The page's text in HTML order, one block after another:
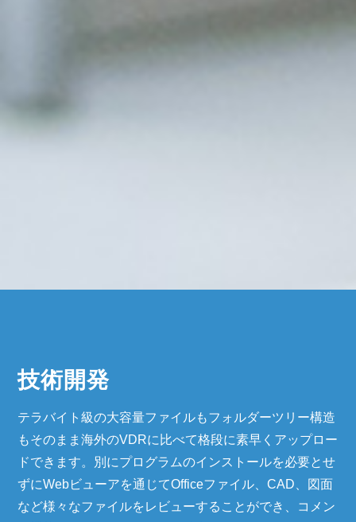
技術開発
テラバイト級の大容量ファイルもフォルダーツリー構造
もそのまま海外のVDRに比べて格段に素早くアップロー
ドできます。別にプログラムのインストールを必要とせ
ずにWebビューアを通じてOfficeファイル、CAD、図面
など様々なファイルをレビューすることができ、コメン